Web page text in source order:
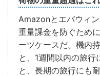
Amazonとエバウィ
重量課金を防ぐため
ーツケースだ。機内
と、1週間以内の旅
と、長期の旅行にも